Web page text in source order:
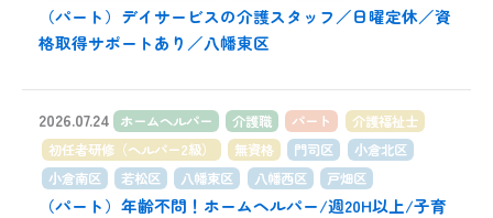
（パート）デイサービスの介護スタッフ／日曜定休／資
格取得サポートあり／八幡東区
2026.07.24 ホームヘルパー 介護職 パート
介護福祉士
初任者研修（ヘルパー2級）
無資格 門司区
小倉北区
小倉南区
若松区 八幡東区 八幡西区 戸畑区
（パート）年齢不問！ホームヘルパー/週20H以上/子育